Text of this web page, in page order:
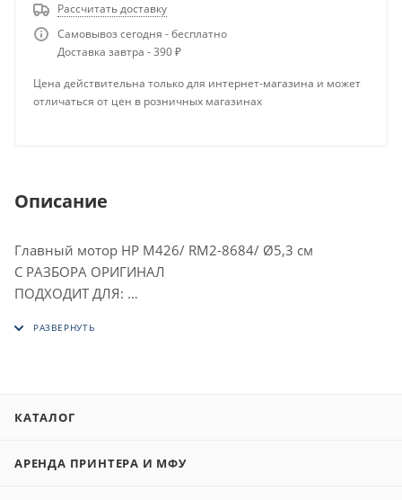
Рассчитать доставку
Самовывоз сегодня - бесплатно
Доставка завтра - 390 ₽
Цена действительна только для интернет-магазина и может
отличаться от цен в розничных магазинах
Описание
Главный мотор HP M426/ RM2-8684/ Ø5,3 см
С РАЗБОРА ОРИГИНАЛ
ПОДХОДИТ ДЛЯ:
HP LJ Pro M403
HP LJ Pro M506
КАТАЛОГ
АРЕНДА ПРИНТЕРА И МФУ